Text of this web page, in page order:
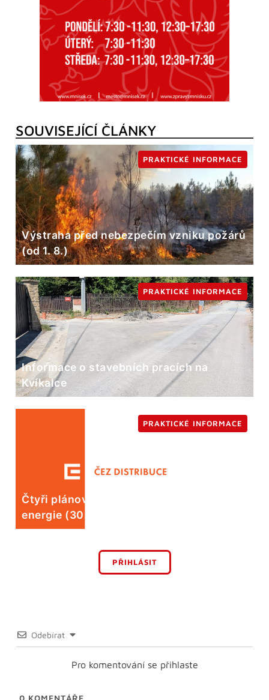
SOUVISEJÍCÍ ČLÁNKY
Výstraha před nebezpečím vzniku požárů
(od 1. 8.)
PRAKTICKÉ INFORMACE
Informace o stavebních pracích na
Kvíkalce
PRAKTICKÉ INFORMACE
Čtyři plánované odstávky elektrické
energie (30. 7.)
PRAKTICKÉ INFORMACE
PŘIHLÁSIT
Odebírat
Pro komentování se přihlaste
0 KOMENTÁŘE